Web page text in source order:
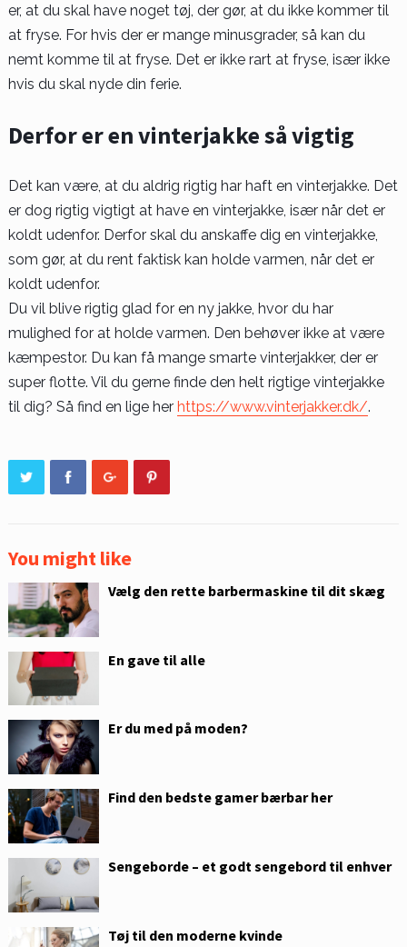
er, at du skal have noget tøj, der gør, at du ikke kommer til
at fryse. For hvis der er mange minusgrader, så kan du
nemt komme til at fryse. Det er ikke rart at fryse, især ikke
hvis du skal nyde din ferie.
Derfor er en vinterjakke så vigtig
Det kan være, at du aldrig rigtig har haft en vinterjakke. Det
er dog rigtig vigtigt at have en vinterjakke, især når det er
koldt udenfor. Derfor skal du anskaffe dig en vinterjakke,
som gør, at du rent faktisk kan holde varmen, når det er
koldt udenfor.
Du vil blive rigtig glad for en ny jakke, hvor du har
mulighed for at holde varmen. Den behøver ikke at være
kæmpestor. Du kan få mange smarte vinterjakker, der er
super flotte. Vil du gerne finde den helt rigtige vinterjakke
til dig? Så find en lige her https://www.vinterjakker.dk/.
You might like
Vælg den rette barbermaskine til dit skæg
En gave til alle
Er du med på moden?
Find den bedste gamer bærbar her
Sengeborde – et godt sengebord til enhver
Tøj til den moderne kvinde